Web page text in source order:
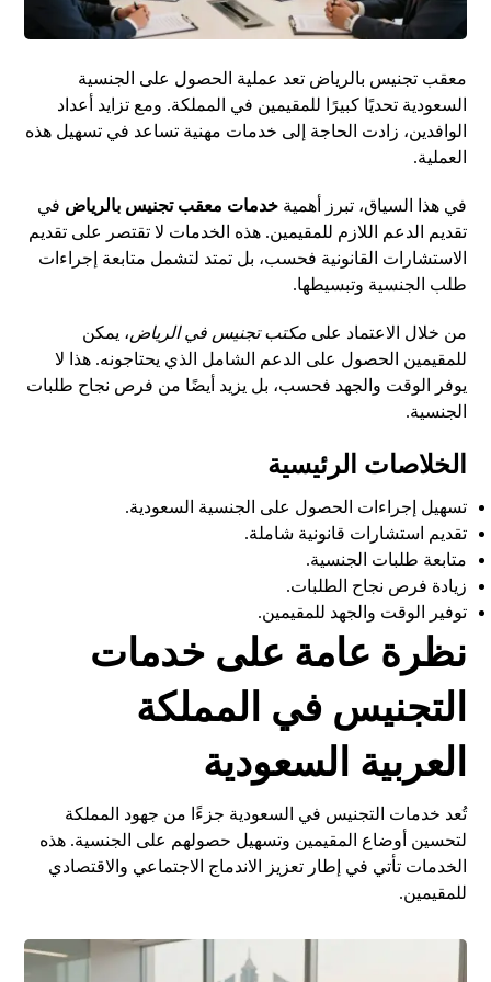
معقب تجنيس بالرياض تعد عملية الحصول على الجنسية
السعودية تحديًا كبيرًا للمقيمين في المملكة. ومع تزايد أعداد
الوافدين، زادت الحاجة إلى خدمات مهنية تساعد في تسهيل هذه
العملية.
في هذا السياق، تبرز أهميةخدمات معقب تجنيس بالرياض في
تقديم الدعم اللازم للمقيمين. هذه الخدمات لا تقتصر على تقديم
الاستشارات القانونية فحسب، بل تمتد لتشمل متابعة إجراءات
طلب الجنسية وتبسيطها.
من خلال الاعتماد على مكتب تجنيس في الرياض، يمكن
للمقيمين الحصول على الدعم الشامل الذي يحتاجونه. هذا لا
يوفر الوقت والجهد فحسب، بل يزيد أيضًا من فرص نجاح طلبات
الجنسية.
الخلاصات الرئيسية
تسهيل إجراءات الحصول على الجنسية السعودية.
تقديم استشارات قانونية شاملة.
متابعة طلبات الجنسية.
زيادة فرص نجاح الطلبات.
توفير الوقت والجهد للمقيمين.
نظرة عامة على خدمات
التجنيس في المملكة
العربية السعودية
تُعد خدمات التجنيس في السعودية جزءًا من جهود المملكة
لتحسين أوضاع المقيمين وتسهيل حصولهم على الجنسية. هذه
الخدمات تأتي في إطار تعزيز الاندماج الاجتماعي والاقتصادي
للمقيمين.